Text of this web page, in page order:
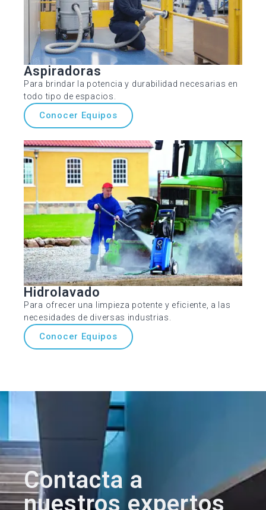
Aspiradoras
Para brindar la potencia y durabilidad necesarias en
todo tipo de espacios.
Conocer Equipos
Hidrolavado
Para ofrecer una limpieza potente y eficiente, a las
necesidades de diversas industrias.
Conocer Equipos
Contacta a
nuestros expertos